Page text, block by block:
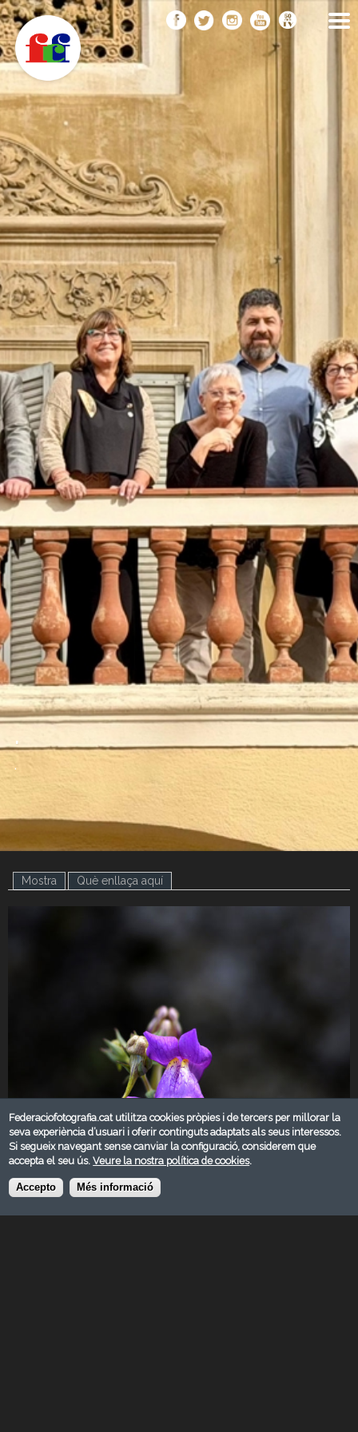
Vés
al
contingut
FEDERACIÓ CATALANA
DE FOTOGRAFIA
F
C
.
.
Mostra (pestanya activa)
Què enllaça aquí
Federaciofotografia.cat utilitza cookies pròpies i de tercers per millorar la
seva experiència d’usuari i oferir continguts adaptats als seus interessos.
Si segueix navegant sense canviar la configuració, considerem que
accepta el seu ús.Veure la nostra política de cookies.
Accepto Més informació